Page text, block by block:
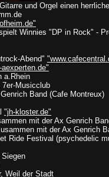
und Orgel einen
Winnies "DP in Rock" -
Abend"
a.Rhein
Musicclub
Band (Cafe Montreux)
"jh-kloster.de"
mit der Ax Genrich
mit der Ax Genrich
Ride Festival (psychedelic
Weil der Stadt